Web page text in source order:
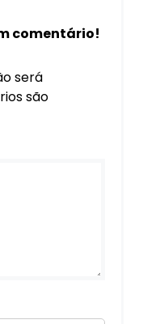
comentário!
será
são